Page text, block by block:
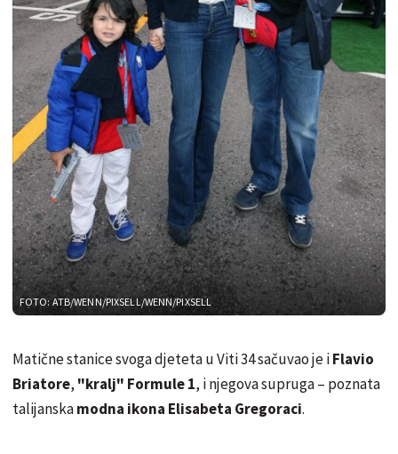
FOTO: ATB/WENN/PIXSELL/WENN/PIXSELL
Matične stanice svoga djeteta u Viti 34 sačuvao je iFlavio
Briatore, "kralj" Formule 1, i njegova supruga – poznata
talijanskamodna ikona Elisabeta Gregoraci.